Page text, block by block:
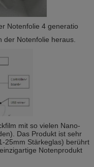
Notenfolie 4 generatio
der Notenfolie heraus.
mit so vielen Nano-
Das Produkt ist sehr
25mm Stärkeglas) berührt
Notenprodukt